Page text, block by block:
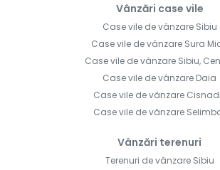
Vânzări case vile
Case vile de vânzare Sibiu
Case vile de vânzare Sura
Case vile de vânzare Sibiu,
Case vile de vânzare Daia
Case vile de vânzare
Case vile de vânzare
Vânzări terenuri
Terenuri de vânzare Sibiu